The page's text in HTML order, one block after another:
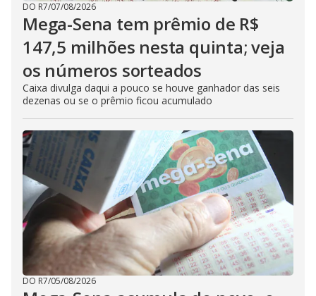
DO R7/07/08/2026
Mega-Sena tem prêmio de R$
147,5 milhões nesta quinta; veja
os números sorteados
Caixa divulga daqui a pouco se houve ganhador das seis
dezenas ou se o prêmio ficou acumulado
DO R7/05/08/2026